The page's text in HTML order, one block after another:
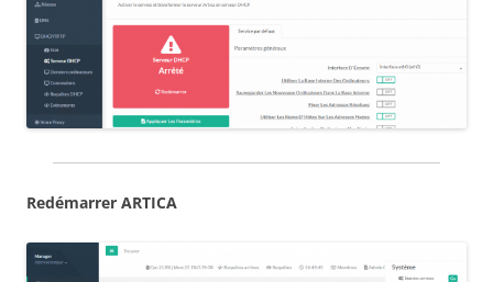
Redémarrer ARTICA